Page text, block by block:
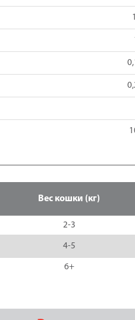
Вес кошки (кг)
2-3
4-5
6+